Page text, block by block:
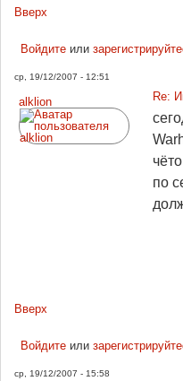
Вверх
Войдитеили
ср, 19/12/2007 - 12:51
alklion
Re:
по
Вверх
Войдитеили
ср, 19/12/2007 - 15:58